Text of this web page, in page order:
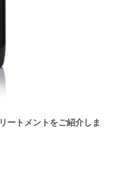
ートメントをご紹介しま